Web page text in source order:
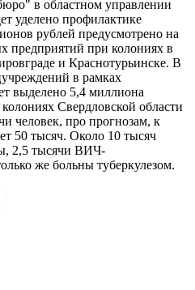
в областном управлении
уделено профилактике
рублей предусмотрено на
предприятий при колониях в
и Краснотурьинске. В
в рамках
выделено 5,4 миллиона
Свердловской области
человек, про прогнозам, к
50 тысяч. Около 10 тысяч
2,5 тысячи ВИЧ-
же больны туберкулезом.